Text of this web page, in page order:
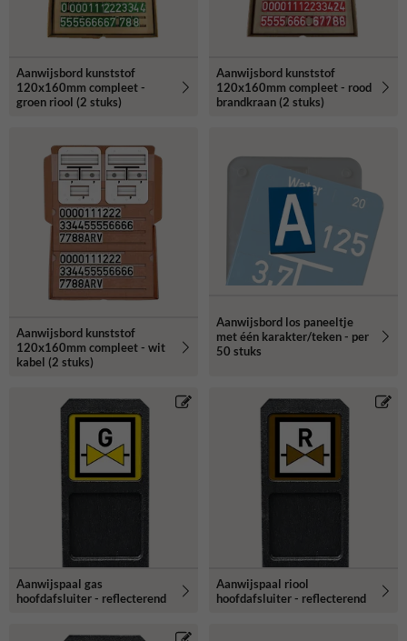
Aanwijsbord kunststof
120x160mm compleet -
groen riool (2 stuks)
Aanwijsbord kunststof
120x160mm compleet - rood
brandkraan (2 stuks)
Aanwijsbord kunststof
120x160mm compleet - wit
kabel (2 stuks)
Aanwijsbord los paneeltje
met één karakter/teken - per
50 stuks
Aanwijspaal gas
hoofdafsluiter - reflecterend
Aanwijspaal riool
hoofdafsluiter - reflecterend